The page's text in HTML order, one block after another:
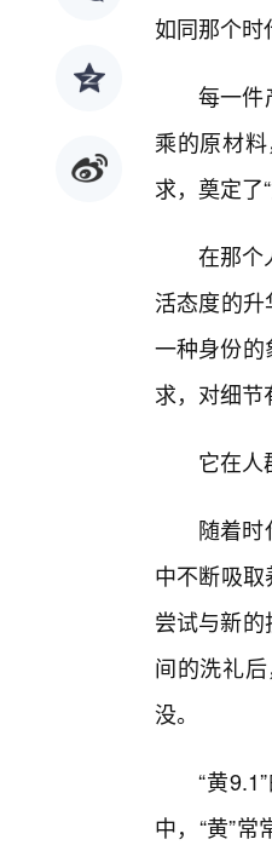
如同那个时
每一件
乘的原材
求，奠定了
在那个
活态度的
一种身份的
求，对细节
它在人
随着时
中不断吸
尝试与新
间的洗礼
没。
“黄
中，“黄”